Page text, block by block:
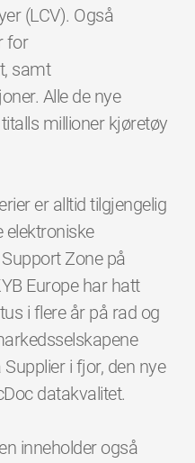
(LCV). Også
for
samt
Alle de nye
millioner kjøretøy
er alltid tilgjengelig
elektroniske
Zone på
Europe har hatt
i flere år på rad og
i fjor, den nye
datakvalitet.
inneholder også